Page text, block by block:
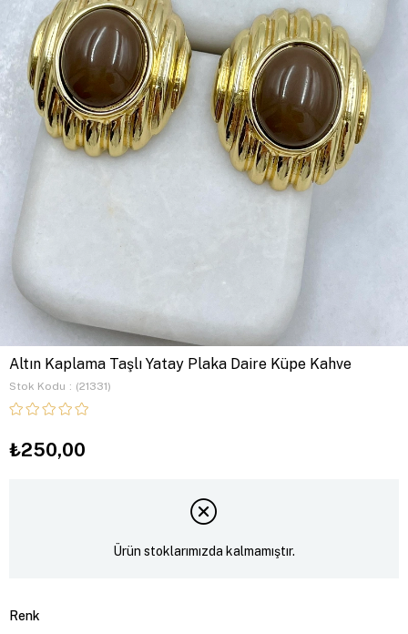
Altın Kaplama Taşlı Yatay Plaka Daire Küpe Kahve
Stok Kodu (21331)
₺250,00
Ürün stoklarımızda kalmamıştır.
Renk